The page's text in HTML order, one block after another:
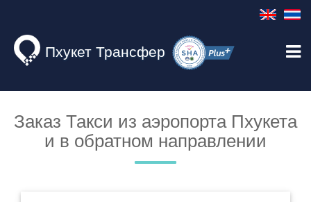
Пхукет Трансфер
Заказ Такси из аэропорта Пхукета
и в обратном направлении